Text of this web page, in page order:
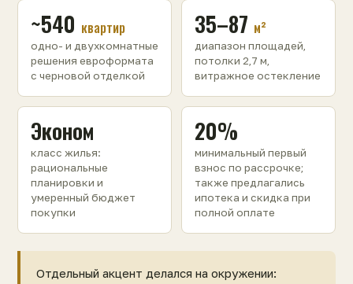
~540 квартир
одно- и двухкомнатные
решения евроформата
с черновой отделкой
35–87 м²
диапазон площадей,
потолки 2,7 м,
витражное остекление
Эконом
класс жилья:
рациональные
планировки и
умеренный бюджет
покупки
20%
минимальный первый
взнос по рассрочке;
также предлагались
ипотека и скидка при
полной оплате
Отдельный акцент делался на окружении: